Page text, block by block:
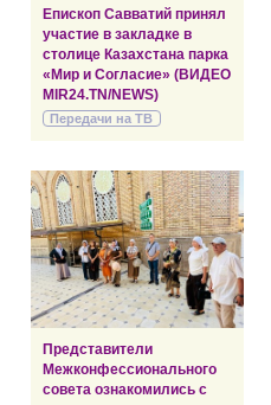
Епископ Савватий принял
участие в закладке в
столице Казахстана парка
«Мир и Согласие» (ВИДЕО
MIR24.TN/NEWS)
Передачи на ТВ
Представители
Межконфессионального
совета ознакомились с